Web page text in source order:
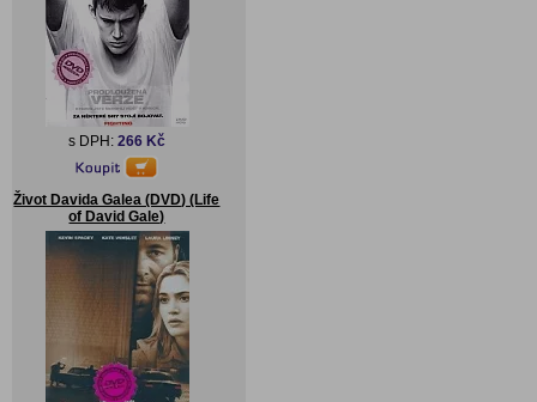
s DPH: 266 Kč
Život Davida Galea (DVD) (Life
of David Gale)